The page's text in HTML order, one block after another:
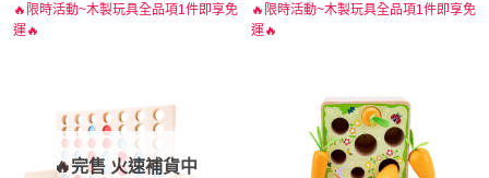
🔥限時活動~木製玩具全品項1件即享免
運🔥
🔥完售 火速補貨中
🔥限時活動~木製玩具全品項1件即享免
運🔥